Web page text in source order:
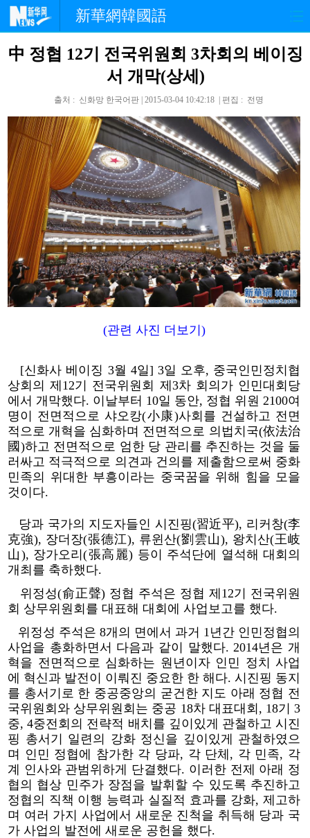
新華網韓國語
홈페이지 최신뉴스 정치
사회
중한교류 핫 TV 문화
연예 관광 오피니언
생생 중국어
中 정협 12기 전국위원회 3차회의 베이징
서 개막(상세)
출처 : 신화망 한국어판 | 2015-03-04 10:42:18 | 편집 : 전명
(관련 사진 더보기)
[신화사 베이징 3월 4일] 3일 오후, 중국인민정치협
상회의 제12기 전국위원회 제3차 회의가 인민대회당
에서 개막했다. 이날부터 10일 동안, 정협 위원 2100여
명이 전면적으로 샤오캉(小康)사회를 건설하고 전면
적으로 개혁을 심화하며 전면적으로 의법치국(依法治
國)하고 전면적으로 엄한 당 관리를 추진하는 것을 둘
러싸고 적극적으로 의견과 건의를 제출함으로써 중화
민족의 위대한 부흥이라는 중국꿈을 위해 힘을 모을
것이다.
당과 국가의 지도자들인 시진핑(習近平), 리커창(李
克強), 장더장(張德江), 류윈산(劉雲山), 왕치산(王岐
山), 장가오리(張高麗) 등이 주석단에 열석해 대회의
개최를 축하했다.
위정성(俞正聲) 정협 주석은 정협 제12기 전국위원
회 상무위원회를 대표해 대회에 사업보고를 했다.
위정성 주석은 8개의 면에서 과거 1년간 인민정협의
사업을 총화하면서 다음과 같이 말했다. 2014년은 개
혁을 전면적으로 심화하는 원년이자 인민 정치 사업
에 혁신과 발전이 이뤄진 중요한 한 해다. 시진핑 동지
를 총서기로 한 중공중앙의 굳건한 지도 아래 정협 전
국위원회와 상무위원회는 중공 18차 대표대회, 18기 3
중, 4중전회의 전략적 배치를 깊이있게 관철하고 시진
핑 총서기 일련의 강화 정신을 깊이있게 관철하였으
며 인민 정협에 참가한 각 당파, 각 단체, 각 민족, 각
계 인사와 관범위하게 단결했다. 이러한 전제 아래 정
협의 협상 민주가 장점을 발휘할 수 있도록 추진하고
정협의 직책 이행 능력과 실질적 효과를 강화, 제고하
며 여러 가지 사업에서 새로운 진척을 취득해 당과 국
가 사업의 발전에 새로운 공헌을 했다.